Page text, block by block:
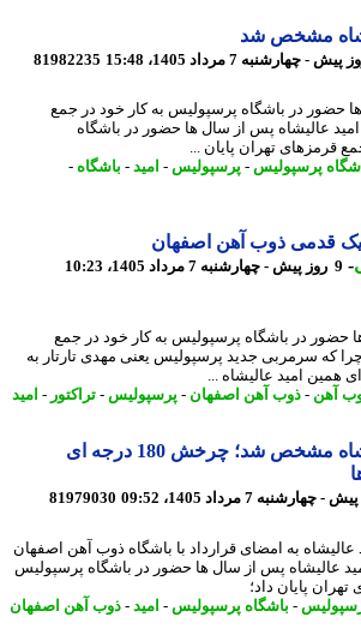
مشخص شد
81982235
در باشگاه پرسپولیس به کار خود در جمع
عالیشاه پس از سال ها حضور در باشگاه
تهران پایان ...
پرسپولیس-پرسپولیس-امید -باشگاه-
قدمی ذوب آهن اصفهان
در باشگاه پرسپولیس به کار خود در جمع
سرمربی جدید پرسپولیس یعنی مهدی تارتار به
امید عالیشاه ...
-ذوب آهن اصفهان-پرسپولیس-تراکتور -امید
مقصد امید عالیشاه مشخص شد؛ چرخش 180 درجه ای
81979030
به امضای قرارداد با باشگاه ذوب آهن اصفهان
پس از سال ها حضور در باشگاه پرسپولیس
پایان داد؛
-باشگاه پرسپولیس-امید -ذوب آهن اصفهان